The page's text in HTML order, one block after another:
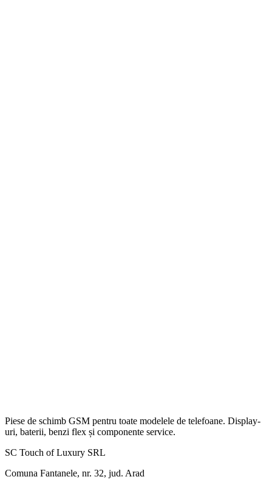
Piese de schimb GSM pentru toate modelele de telefoane. Display-
uri, baterii, benzi flex și componente service.
SC Touch of Luxury SRL
Comuna Fantanele, nr. 32, jud. Arad